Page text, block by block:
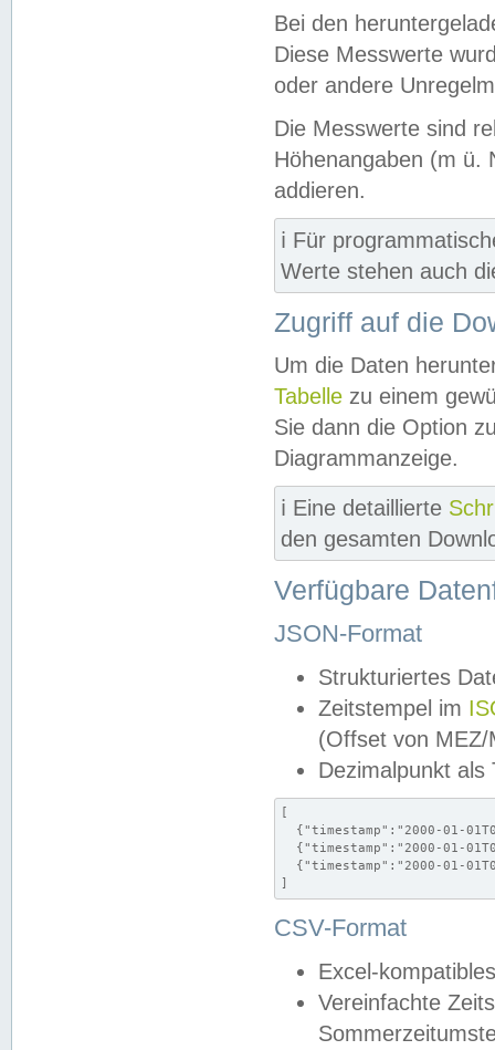
Bei den
Diese Messwerte
oder andere
Die Messwerte sind
Höhenangaben (m ü.
addieren.
ℹ️ Für
Werte stehen auch
Zugriff auf die
Um die Daten
Tabelle zu einem
Sie dann die Option
Diagrammanzeige.
ℹ️ Eine detaillierte
den gesamten
Verfügbare
JSON-Format
Strukturiertes
Zeitstempel im
(Offset von MEZ/
Dezimalpunkt als
[
{"timestamp":"2000-01-
{"timestamp":"2000-01-
{"timestamp":"2000-01-
]
CSV-Format
Excel-
Vereinfachte